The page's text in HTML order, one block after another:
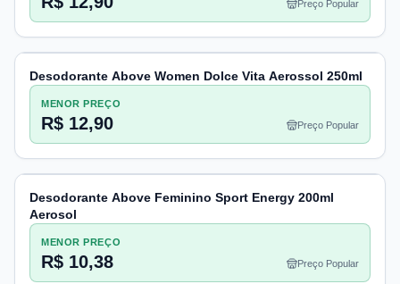
Preço Popular
Desodorante Above Women Dolce Vita Aerossol 250ml
MENOR PREÇO
R$ 12,90 Preço Popular
Desodorante Above Feminino Sport Energy 200ml
Aerosol
MENOR PREÇO
R$ 10,38 Preço Popular